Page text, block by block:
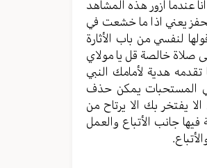
عندما ازور هذه المشاهد
يعني اذا ما خشعت في
لنفسي من باب الأثارة
صلاة خالصة قل يا مولاي
هدية لأمامك النبي
في المستحبات يمكن حذف
يفتخر بك الا يرتاح من
جانب الأتباع والعمل